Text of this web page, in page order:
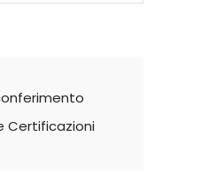
Certificazioni